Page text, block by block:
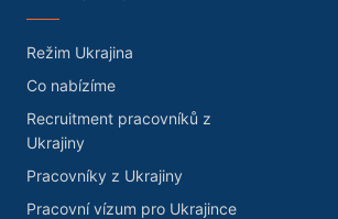
Režim Ukrajina
Co nabízíme
Recruitment pracovníků z
Ukrajiny
Pracovníky z Ukrajiny
Pracovní vízum pro Ukrajince